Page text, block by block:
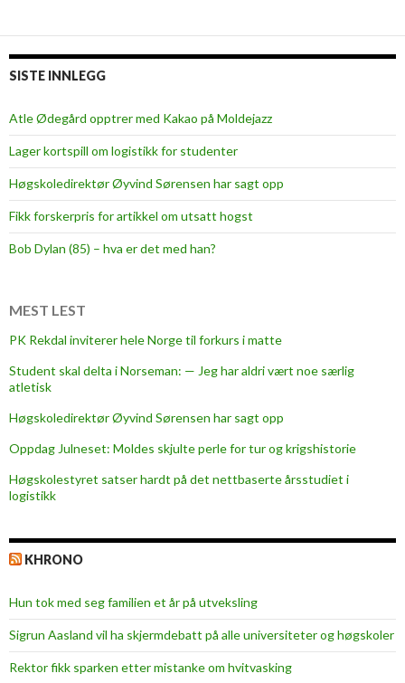
SISTE INNLEGG
Atle Ødegård opptrer med Kakao på Moldejazz
Lager kortspill om logistikk for studenter
Høgskoledirektør Øyvind Sørensen har sagt opp
Fikk forskerpris for artikkel om utsatt hogst
Bob Dylan (85) – hva er det med han?
MEST LEST
PK Rekdal inviterer hele Norge til forkurs i matte
Student skal delta i Norseman: — Jeg har aldri vært noe særlig
atletisk
Høgskoledirektør Øyvind Sørensen har sagt opp
Oppdag Julneset: Moldes skjulte perle for tur og krigshistorie
Høgskolestyret satser hardt på det nettbaserte årsstudiet i
logistikk
KHRONO
Hun tok med seg familien et år på utveksling
Sigrun Aasland vil ha skjerm­debatt på alle universiteter og høgskoler
Rektor fikk sparken etter mistanke om hvitvasking